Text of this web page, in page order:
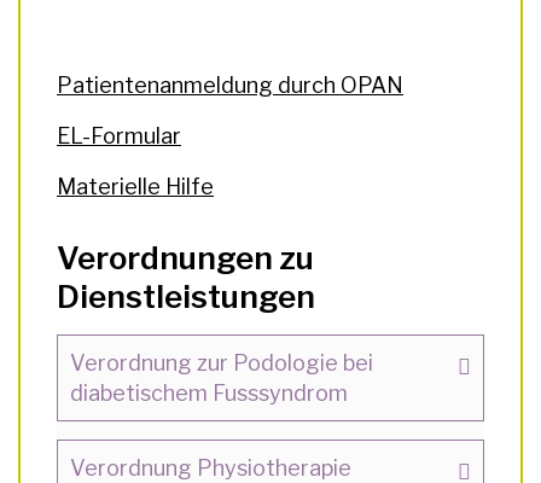
Patientenanmeldung durch OPAN
EL-Formular
Materielle Hilfe
Verordnungen zu
Dienstleistungen
Verordnung zur Podologie bei
diabetischem Fusssyndrom
Verordnung Physiotherapie